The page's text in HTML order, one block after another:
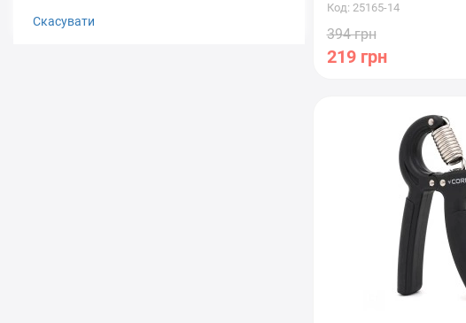
Скасувати
Код: 25165-14
394 грн
219 грн